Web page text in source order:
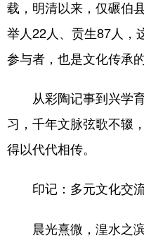
载，明清以来，仅碾伯
举人22人、贡生87人，
参与者，也是文化传承
从彩陶记事到兴学育
习，千年文脉弦歌不辍
得以代代相传。
印记：多元文化交
晨光熹微，湟水之滨